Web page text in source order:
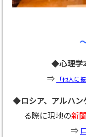
◆心理学
⇒
「他人に
◆ロシア、アルハ
る際に現地の新
⇒